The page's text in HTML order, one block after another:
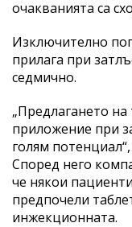
очакванията са
Изключително
прилага при
седмично.
„Предлагането
приложение при
голям
Според него
че някои
предпочели
инжекционната.